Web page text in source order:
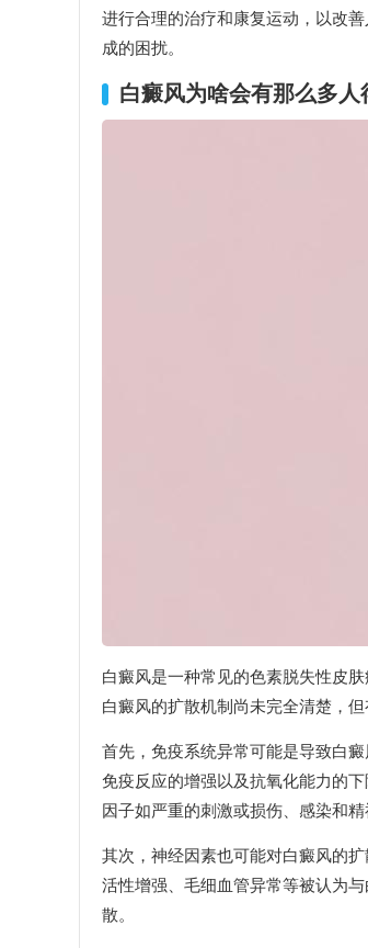
进行合理的治疗和康复运动，以改
成的困扰。
白癜风为啥会有那么多人
白癜风是一种常见的色素脱失性皮
白癜风的扩散机制尚未完全清楚，
首先，免疫系统异常可能是导致白
免疫反应的增强以及抗氧化能力的
因子如严重的刺激或损伤、感染和
其次，神经因素也可能对白癜风的
活性增强、毛细血管异常等被认为
散。